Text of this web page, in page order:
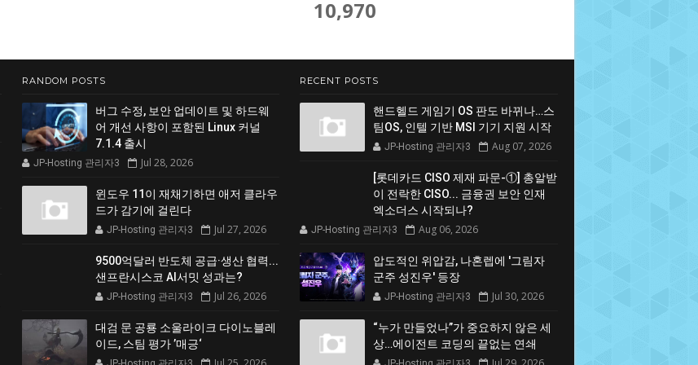
10,970
RANDOM POSTS
버그 수정, 보안 업데이트 및 하드웨
어 개선 사항이 포함된 Linux 커널
7.1.4 출시
JP-Hosting 관리자3 Jul 28, 2026
윈도우 11이 재채기하면 애저 클라우
드가 감기에 걸린다
JP-Hosting 관리자3 Jul 27, 2026
9500억달러 반도체 공급·생산 협력...
샌프란시스코 AI서밋 성과는?
JP-Hosting 관리자3 Jul 26, 2026
대검 문 공룡 소울라이크 다이노블레
이드, 스팀 평가 ’매긍‘
RECENT POSTS
핸드헬드 게임기 OS 판도 바뀌나…스
팀OS, 인텔 기반 MSI 기기 지원 시작
JP-Hosting 관리자3 Aug 07, 2026
[롯데카드 CISO 제재 파문-①] 총알받
이 전락한 CISO... 금융권 보안 인재
엑소더스 시작되나?
JP-Hosting 관리자3 Aug 06, 2026
압도적인 위압감, 나혼렙에 '그림자
군주 성진우' 등장
JP-Hosting 관리자3 Jul 30, 2026
“누가 만들었나”가 중요하지 않은 세
상…에이전트 코딩의 끝없는 연쇄